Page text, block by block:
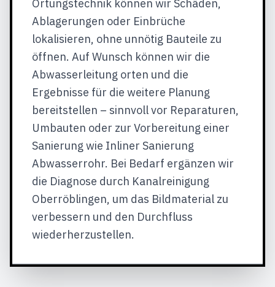
Ortungstechnik können wir Schäden,
Ablagerungen oder Einbrüche
lokalisieren, ohne unnötig Bauteile zu
öffnen. Auf Wunsch können wir die
Abwasserleitung orten und die
Ergebnisse für die weitere Planung
bereitstellen – sinnvoll vor Reparaturen,
Umbauten oder zur Vorbereitung einer
Sanierung wie Inliner Sanierung
Abwasserrohr. Bei Bedarf ergänzen wir
die Diagnose durch Kanalreinigung
Oberröblingen, um das Bildmaterial zu
verbessern und den Durchfluss
wiederherzustellen.